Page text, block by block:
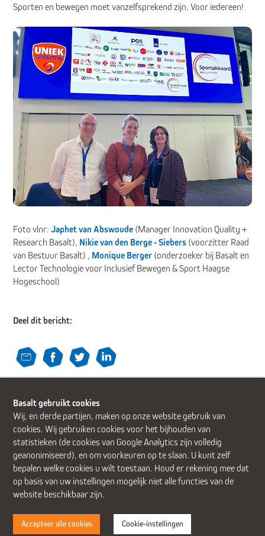
Sporten en bewegen moet vanzelfsprekend zijn. Voor iedereen!
Foto vlnr:Japhet van Abswoude (Manager Innovation Quality +
Research Basalt), Nikie van den Berge - Siebers (voorzitter Raad
van Bestuur Basalt) , Monique Berger (onderzoeker bij Basalt en
Lector Technologie voor Inclusief Bewegen & Sport Haagse
Hogeschool)
Deel dit bericht:
Alphen aan den Rijn (Alrijne Ziekenhuis) Delft
Den Haag
Gouda
Leiden Leiderdorp (Alrijne Ziekenhuis) Zoetermeer
Disclaimer Cookies Privacy
Basalt gebruikt cookies
Wij, en derde partijen, maken op onze website gebruik van
cookies. Wij gebruiken cookies voor het bijhouden van
statistieken (de cookies van Google Analytics zijn volledig
geanonimiseerd), en om voorkeuren op te slaan. U kunt zelf
bepalen welke cookies u wilt toestaan. Houd er rekening mee dat
op basis van uw instellingen mogelijk niet alle functies van de
website beschikbaar zijn.
Accepteer alle cookies Cookie-instellingen